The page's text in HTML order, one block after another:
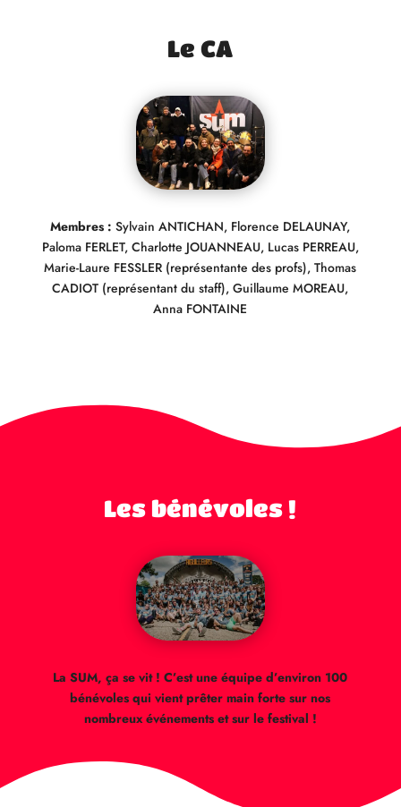
Le CA
Membres : Sylvain ANTICHAN, Florence DELAUNAY,
Paloma FERLET, Charlotte JOUANNEAU, Lucas PERREAU,
Marie-Laure FESSLER (représentante des profs), Thomas
CADIOT (représentant du staff), Guillaume MOREAU,
Anna FONTAINE
Les bénévoles !
La SUM, ça se vit ! C’est une équipe d’environ 100
bénévoles qui vient prêter main forte sur nos
nombreux événements et sur le festival !